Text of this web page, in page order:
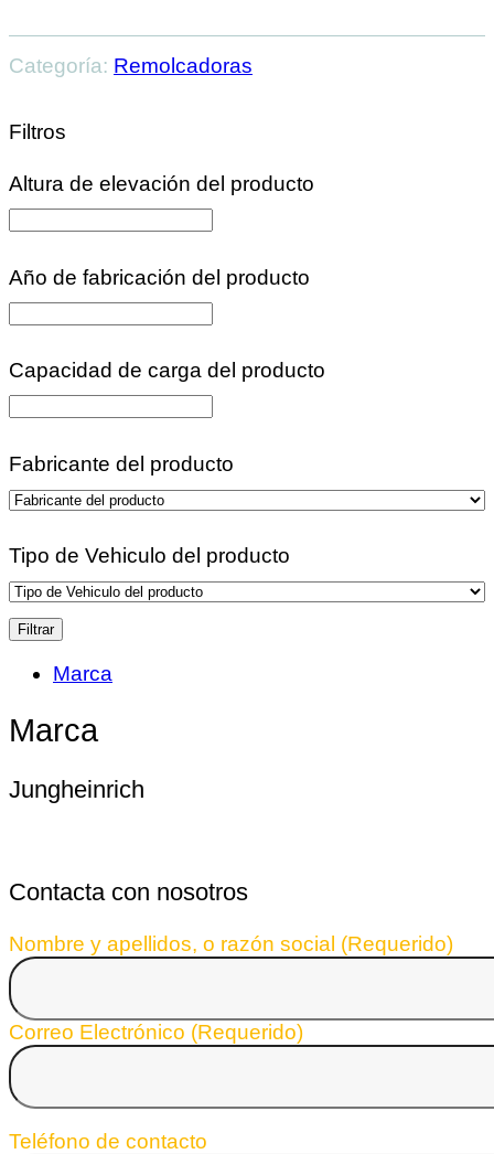
Categoría: Remolcadoras
Filtros
Altura de elevación del producto
Año de fabricación del producto
Capacidad de carga del producto
Fabricante del producto
Tipo de Vehiculo del producto
Filtrar
Marca
Marca
Jungheinrich
Contacta con nosotros
Nombre y apellidos, o razón social (Requerido)
Correo Electrónico (Requerido)
Teléfono de contacto